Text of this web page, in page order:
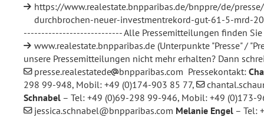
https://www.realestate.bnpparibas.de/bnppre/de/
durchbrochen-neuer-investmentrekord-gut-61-5-mrd-
---------------------------- Alle Pressemitteilungen finden Sie
www.realestate.bnpparibas.de (Unterpunkte "Presse" /
unsere Pressemitteilungen nicht mehr erhalten? Dann
presse.realestatede
bnpparibas.com Pressekontakt:
298 99-948, Mobil: +49 (0)174-903 85 77,
Schnabel – Tel: +49 (0)69-298 99-946, Mobil: +49 (0)173-
jessica.schnabel@bnpparibas.com Melanie Engel – Tel: